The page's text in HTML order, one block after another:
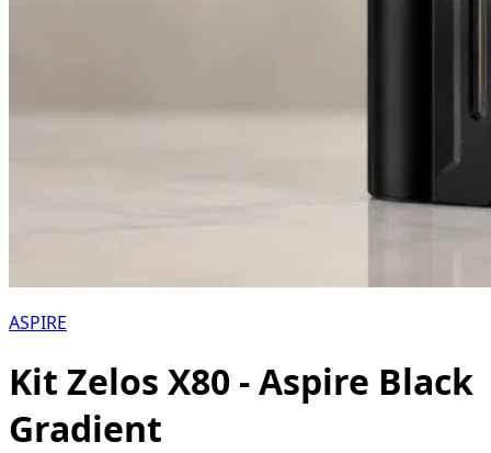
ASPIRE
Kit Zelos X80 - Aspire Black
Gradient